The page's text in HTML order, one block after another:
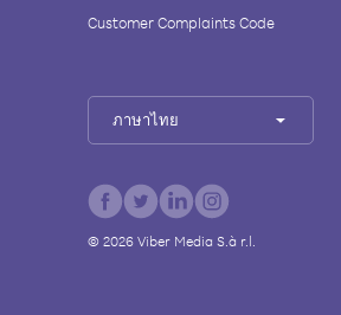
Customer Complaints Code
ภาษาไทย
© 2026Viber Media S.à r.l.